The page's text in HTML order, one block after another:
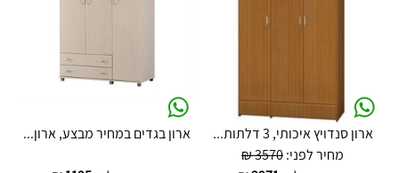
ארון סנדויץ איכותי, 3 דלתות...
מחיר לפני:3570 ₪
ארון בגדים במחיר מבצע, ארון...